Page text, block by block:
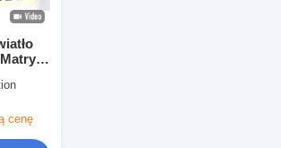
membranowy ESD
LCD
pojemnościowy
cenę